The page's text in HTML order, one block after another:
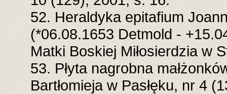
52. Heraldyka epitafium
(*06.08.1653 Detmold -
Matki Boskiej Miłosierdzia w
53. Płyta nagrobna
Bartłomieja w Pasłęku, nr 4